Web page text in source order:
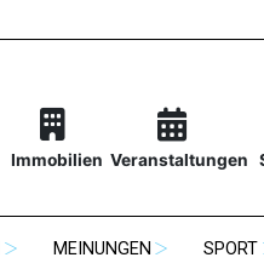
Immobilien Veranstaltungen
MEINUNGEN SPORT